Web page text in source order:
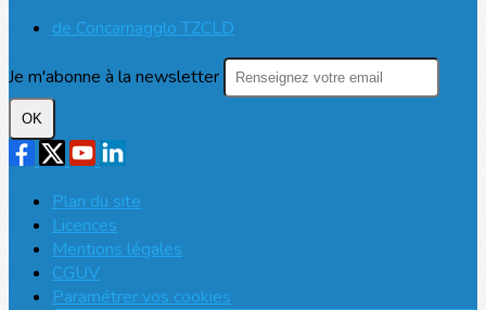
de Concarnagglo TZCLD
Je m'abonne à la newsletter
OK
Plan du site
Licences
Mentions légales
CGUV
Paramétrer vos cookies